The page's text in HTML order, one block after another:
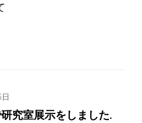
究室展示をしました.